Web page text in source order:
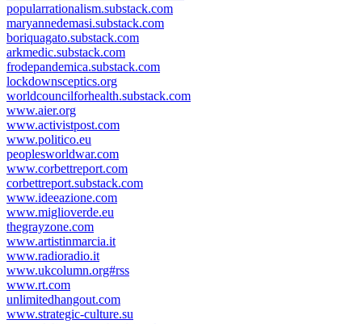
popularrationalism.substack.com
maryannedemasi.substack.com
boriquagato.substack.com
arkmedic.substack.com
frodepandemica.substack.com
lockdownsceptics.org
worldcouncilforhealth.substack.com
www.aier.org
www.activistpost.com
www.politico.eu
peoplesworldwar.com
www.corbettreport.com
corbettreport.substack.com
www.ideeazione.com
www.miglioverde.eu
thegrayzone.com
www.artistinmarcia.it
www.radioradio.it
www.ukcolumn.org#rss
www.rt.com
unlimitedhangout.com
www.strategic-culture.su